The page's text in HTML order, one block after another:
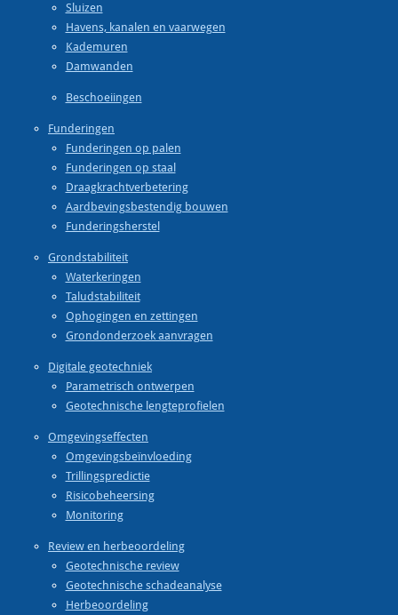
Sluizen
Havens, kanalen en vaarwegen
Kademuren
Damwanden
Beschoeiingen
Funderingen
Funderingen op palen
Funderingen op staal
Draagkrachtverbetering
Aardbevingsbestendig bouwen
Funderingsherstel
Grondstabiliteit
Waterkeringen
Taludstabiliteit
Ophogingen en zettingen
Grondonderzoek aanvragen
Digitale geotechniek
Parametrisch ontwerpen
Geotechnische lengteprofielen
Omgevingseffecten
Omgevingsbeïnvloeding
Trillingspredictie
Risicobeheersing
Monitoring
Review en herbeoordeling
Geotechnische review
Geotechnische schadeanalyse
Herbeoordeling